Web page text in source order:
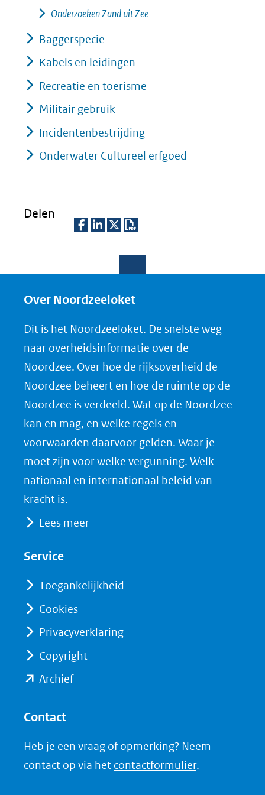
Onderzoeken Zand uit Zee
Baggerspecie
Kabels en leidingen
Recreatie en toerisme
Militair gebruik
Incidentenbestrijding
Onderwater Cultureel erfgoed
Delen
e
o
p
F
a
c
e
b
o
o
in
(verwijst
een
andere
website)
e
o
p
L
i
n
k
e
d
I
(verwijst
andere
e
o
p
X
(opent
in
nieuw
venster)
(verwijst
naar
n
o
a
d
P
D
F
Over Noordzeeloket
Dit is het Noordzeeloket. De snelste weg
naar overheidsinformatie over de
Noordzee. Over hoe de rijksoverheid de
Noordzee beheert en hoe de ruimte op de
Noordzee is verdeeld. Wat op de Noordzee
kan en mag, en welke regels en
voorwaarden daarvoor gelden. Waar je
moet zijn voor welke vergunning. Welk
nationaal en internationaal beleid van
kracht is.
Lees meer
Service
Toegankelijkheid
Cookies
Privacyverklaring
Copyright
Archief(opent
(verwijst
naar
Contact
Heb je een vraag of opmerking? Neem
contact op via het contactformulier.